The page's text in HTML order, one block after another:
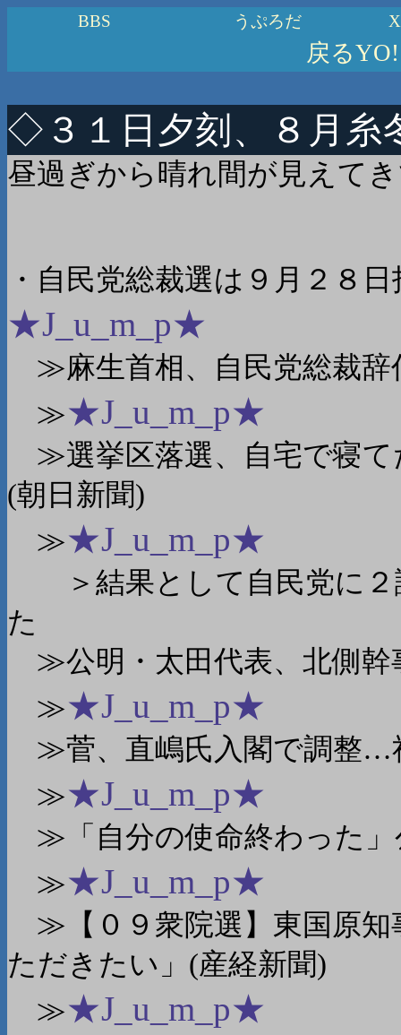
BBS うぷろだ
戻る
◇３１日夕刻、８月
昼過ぎから晴れ間が見えて
・自民党総裁選は９月２８
★J_u_m_p★
≫麻生首相、自民党総裁辞
≫★J_u_m_p★
≫選挙区落選、自宅で寝
(朝日新聞)
≫★J_u_m_p★
＞結果として自民党に２
た
≫公明・太田代表、北側幹
≫★J_u_m_p★
≫菅、直嶋氏入閣で調整…
≫★J_u_m_p★
≫「自分の使命終わった」
≫★J_u_m_p★
≫【０９衆院選】東国原知
ただきたい」(産経新聞)
≫★J_u_m_p★